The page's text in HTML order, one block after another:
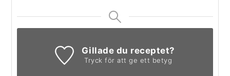
Gillade du receptet?
Tryck för att ge ett betyg